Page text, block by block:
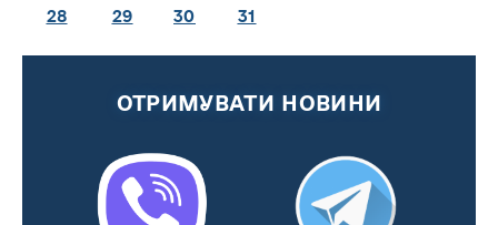
28
29 30 31
ОТРИМУВАТИ НОВИНИ